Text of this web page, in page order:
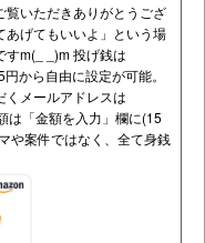
覧いただきありがとうござ
あげてもいいよ」という場
すm(_ _)m 投げ銭は
から自由に設定が可能。
くメールアドレスは
は「金額を入力」欄に(15
や案件ではなく、全て身銭